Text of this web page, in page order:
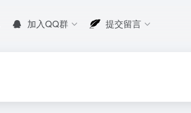
加入QQ群 提交留言